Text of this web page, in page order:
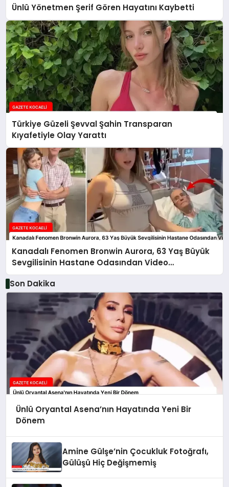
Ünlü Yönetmen Şerif Gören Hayatını Kaybetti
Türkiye Güzeli Şevval Şahin Transparan
Kıyafetiyle Olay Yarattı
Kanadalı Fenomen Bronwin Aurora, 63 Yaş Büyük
Sevgilisinin Hastane Odasından Video
Paylaşımıyla Olay Yarattı
Son Dakika
Ünlü Oryantal Asena’nın Hayatında Yeni Bir
Dönem
Amine Gülşe’nin Çocukluk Fotoğrafı,
Gülüşü Hiç Değişmemiş